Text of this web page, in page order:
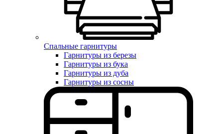
Спальные гарнитуры
Гарнитуры из березы
Гарнитуры из бука
Гарнитуры из дуба
Гарнитуры из сосны